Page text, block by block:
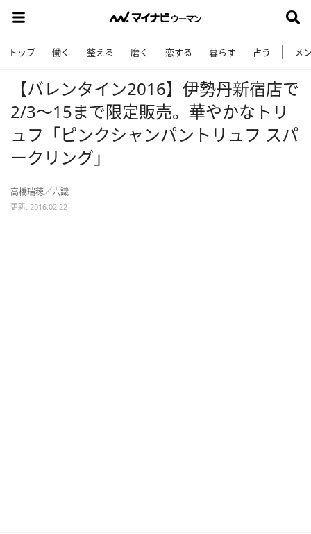
トップ 働く 整える 磨く 恋する 暮らす 占う メ
【バレンタイン2016】伊勢丹新宿店で
2/3～15まで限定販売。華やかなトリ
ュフ「ピンクシャンパントリュフ スパ
ークリング」
高橋瑞穂／六識
更新: 2016.02.22